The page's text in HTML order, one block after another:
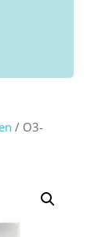
/ O3-